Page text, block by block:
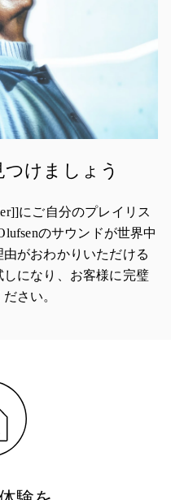
けましょう
にご自分のプレイリス
のサウンドが世界中
がおわかりいただける
になり、お客様に完璧
さい。